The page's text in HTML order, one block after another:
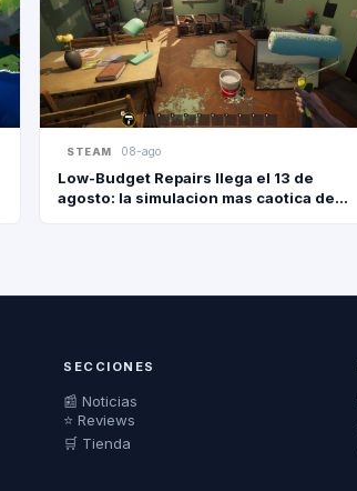
STEAM 08-ago
Low-Budget Repairs llega el 13 de
agosto: la simulacion mas caotica de
SECCIONES
📰 Noticias
⭐ Reviews
🛒 Tienda